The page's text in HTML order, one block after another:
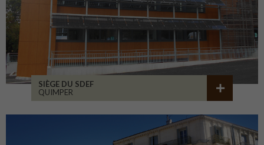
SIÈGE DU SDEF
QUIMPER